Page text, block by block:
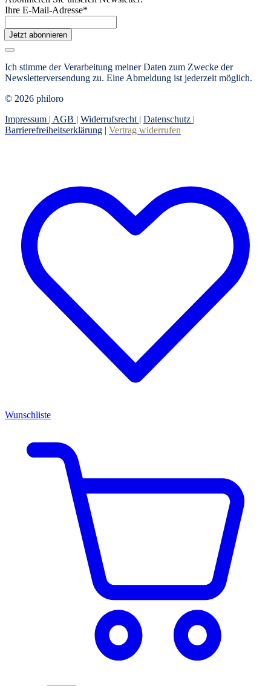
Ihre E-Mail-Adresse*
Jetzt abonnieren
Ich stimme der Verarbeitung meiner Daten zum Zwecke der
Newsletterversendung zu. Eine Abmeldung ist jederzeit möglich.
© 2026 philoro
Impressum | AGB | Widerrufsrecht | Datenschutz |
Barrierefreiheitserklärung | Vertrag widerrufen
Wunschliste